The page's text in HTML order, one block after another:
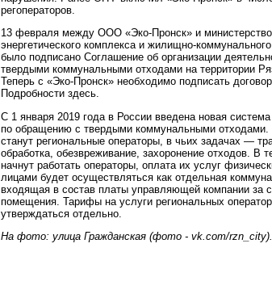
регоператоров.
13 февраля между ООО «Эко-Пронск» и
энергетического комплекса и жилищно-
было подписано Соглашение об организации
твердыми коммунальными отходами на территории
Теперь с «Эко-Пронск» необходимо подписать
Подробности здесь.
С 1 января 2019 года в России введена новая
по обращению с твердыми коммунальными отходами.
станут региональные операторы, в чьих задачах —
обработка, обезвреживание, захоронение отходов. В
начнут работать операторы, оплата их услуг
лицами будет осуществляться как отдельная
входящая в состав платы управляющей компании за
помещения. Тарифы на услуги региональных
утверждаться отдельно.
На фото: улица Гражданская (фото - vk.com/rzn_city).